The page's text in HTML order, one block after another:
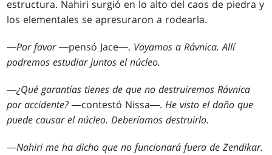
estructura. Nahiri surgió en lo alto del caos de piedra y
los elementales se apresuraron a rodearla.
―Por favor ―pensó Jace―. Vayamos a Rávnica. Allí
podremos estudiar juntos el núcleo.
―¿Qué garantías tienes de que no destruiremos Rávnica
por accidente?―contestó Nissa―.He visto el daño que
puede causar el núcleo. Deberíamos destruirlo.
―Nahiri me ha dicho que no funcionará fuera de Zendikar.